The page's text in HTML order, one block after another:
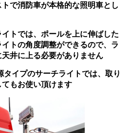
で消防車が本格的な照明車とし
イトでは、ポールを上に伸ばした
トの角度調整ができるので、ラ
井に上る必要がありません
タイプのサーチライトでは、取り
もお使い頂けます